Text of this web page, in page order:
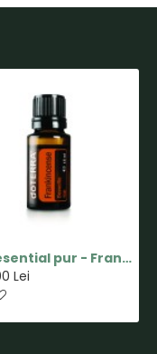
Ulei esential pur - Frankincense(Tamaie) - 15ml - doTERRA
Lei